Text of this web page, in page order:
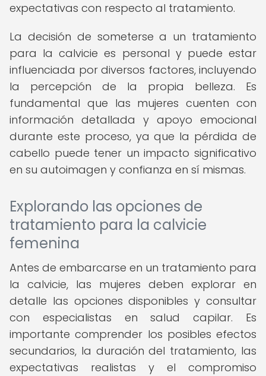
expectativas con respecto al tratamiento.
La decisión de someterse a un tratamiento
para la calvicie es personal y puede estar
influenciada por diversos factores, incluyendo
la percepción de la propia belleza. Es
fundamental que las mujeres cuenten con
información detallada y apoyo emocional
durante este proceso, ya que la pérdida de
cabello puede tener un impacto significativo
en su autoimagen y confianza en sí mismas.
Explorando las opciones de
tratamiento para la calvicie
femenina
Antes de embarcarse en un tratamiento para
la calvicie, las mujeres deben explorar en
detalle las opciones disponibles y consultar
con especialistas en salud capilar. Es
importante comprender los posibles efectos
secundarios, la duración del tratamiento, las
expectativas realistas y el compromiso